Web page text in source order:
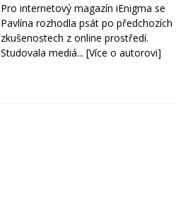
Pro internetový magazín iEnigma se
Pavlína rozhodla psát po předchozích
zkušenostech z online prostředí.
Studovala mediá... [Více o autorovi]